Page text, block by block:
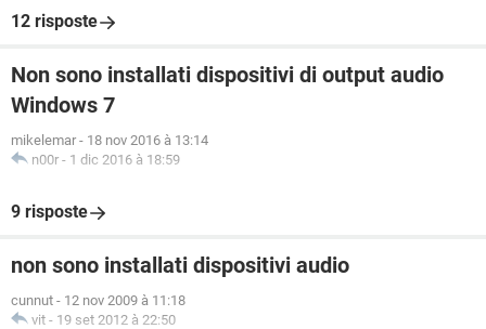
12 risposte
Non sono installati dispositivi di output audio
Windows 7
mikelemar - 18 nov 2016 à 13:14
n00r - 1 dic 2016 à 18:59
9 risposte
non sono installati dispositivi audio
cunnut - 12 nov 2009 à 11:18
vit - 19 set 2012 à 22:50